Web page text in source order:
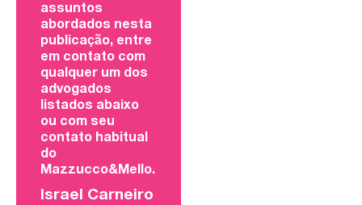
assuntos
abordados nesta
publicação, entre
em contato com
qualquer um dos
advogados
listados abaixo
ou com seu
contato habitual
do
Mazzucco&Mello.
Israel Carneiro